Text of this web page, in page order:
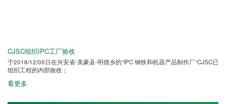
CJSC组织IPC工厂验收
于2018/12/05日在兴安省-美豪县-明德乡的“IPC 钢铁和机器产品制作厂“CJSC已
组织工程的内部验收；
看更多